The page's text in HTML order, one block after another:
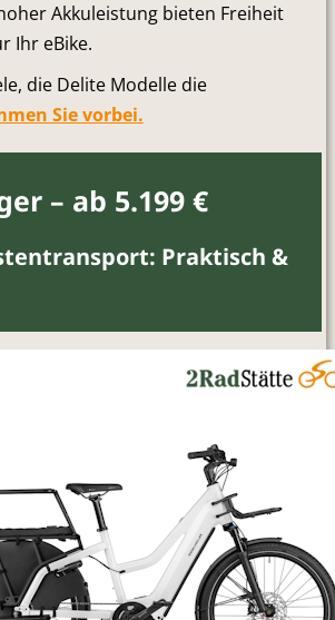
Akkuleistung bieten Freiheit
Ihr eBike.
die Delite Modelle die
Sie vorbei.
– ab 5.199 €
Praktisch &